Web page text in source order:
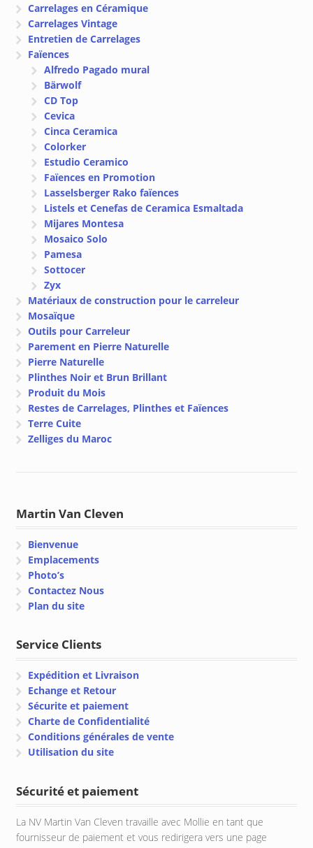
Carrelages en Céramique
Carrelages Vintage
Entretien de Carrelages
Faïences
Alfredo Pagado mural
Bärwolf
CD Top
Cevica
Cinca Ceramica
Colorker
Estudio Ceramico
Faïences en Promotion
Lasselsberger Rako faïences
Listels et Cenefas de Ceramica Esmaltada
Mijares Montesa
Mosaico Solo
Pamesa
Sottocer
Zyx
Matériaux de construction pour le carreleur
Mosaïque
Outils pour Carreleur
Parement en Pierre Naturelle
Pierre Naturelle
Plinthes Noir et Brun Brillant
Produit du Mois
Restes de Carrelages, Plinthes et Faïences
Terre Cuite
Zelliges du Maroc
Martin Van Cleven
Bienvenue
Emplacements
Photo’s
Contactez Nous
Plan du site
Service Clients
Expédition et Livraison
Echange et Retour
Sécurite et paiement
Charte de Confidentialité
Conditions générales de vente
Utilisation du site
Sécurité et paiement
La NV Martin Van Cleven travaille avec Mollie en tant que
fournisseur de paiement et vous redirigera vers une page